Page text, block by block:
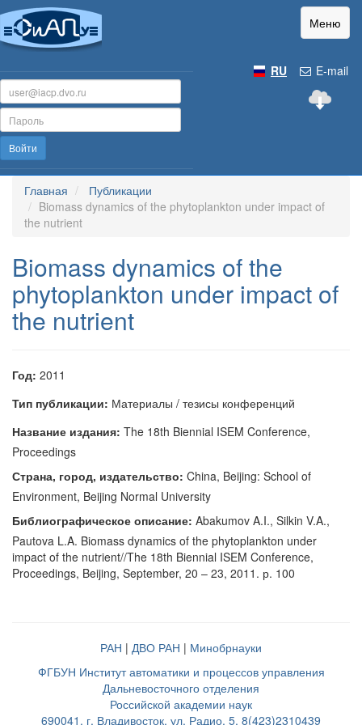
Меню
E-mail
RU
Войти
Главная
Публикации
Biomass dynamics of the phytoplankton under impact of
the nutrient
Biomass dynamics of the
phytoplankton under impact of
the nutrient
Год: 2011
Тип публикации: Материалы / тезисы конференций
Название издания: The 18th Biennial ISEM Conference,
Proceedings
Страна, город, издательство: China, Beijing: School of
Environment, Beijing Normal University
Библиографическое описание: Abakumov A.I., Silkin V.A.,
Pautova L.A. Biomass dynamics of the phytoplankton under
impact of the nutrient//The 18th Biennial ISEM Conference,
Proceedings, Beijing, September, 20 – 23, 2011. р. 100
РАН | ДВО РАН | Минобрнауки
ФГБУН Институт автоматики и процессов управления
Дальневосточного отделения
Российской академии наук
690041, г. Владивосток, ул. Радио, 5, 8(423)2310439